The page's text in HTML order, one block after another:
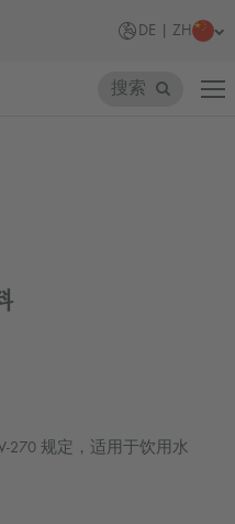
DE | ZH
搜索
270 规定，适用于饮用水